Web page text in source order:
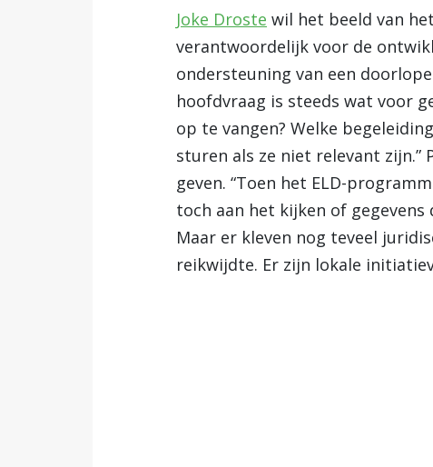
Joke Droste wil het beeld van
verantwoordelijk voor de
ondersteuning van een
hoofdvraag is steeds wat voor
op te vangen? Welke
sturen als ze niet relevant
geven. “Toen het ELD-
toch aan het kijken of
Maar er kleven nog teveel
reikwijdte. Er zijn lokale